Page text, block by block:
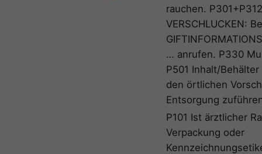
rauchen.
VERSCHLUCKEN:
… anrufen. P330
P501 Inhalt/
den örtlichen
Entsorgung
P101 Ist ärztlicher
Verpackung oder